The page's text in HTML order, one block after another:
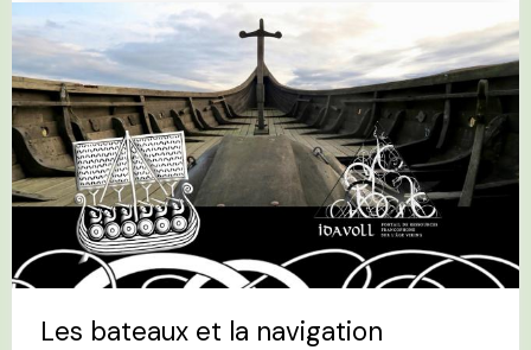
Les bateaux et la navigation